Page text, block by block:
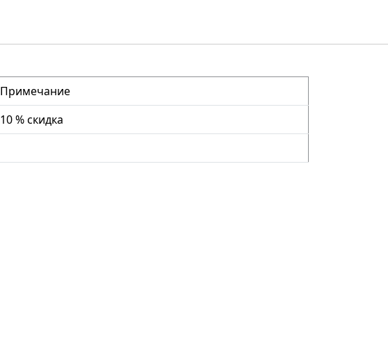
Примечание
10 % скидка